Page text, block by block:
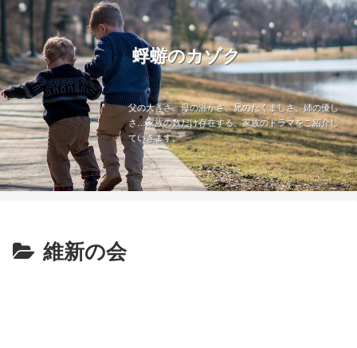
蜉蝣のカゾク
父の大きさ、母の温かさ、兄のたくましさ、姉の優し
さ…家族の数だけ存在する、家族のドラマをご紹介し
ていきます。
維新の会